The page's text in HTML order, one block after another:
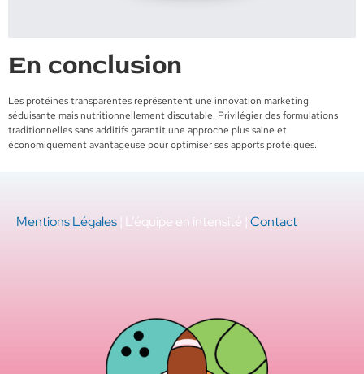
En conclusion
Les protéines transparentes représentent une innovation marketing
séduisante mais nutritionnellement discutable. Privilégier des formulations
traditionnelles sans additifs garantit une approche plus saine et
économiquement avantageuse pour optimiser ses apports protéiques.
Mentions Légales ¦ L’équipe en intensité ¦ Contact